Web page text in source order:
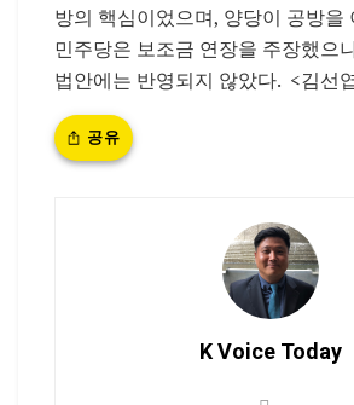
방의 핵심이었으며, 양당이 공방을
민주당은 보조금 연장을 주장했으
법안에는 반영되지 않았다. <김선
공유
K Voice Today